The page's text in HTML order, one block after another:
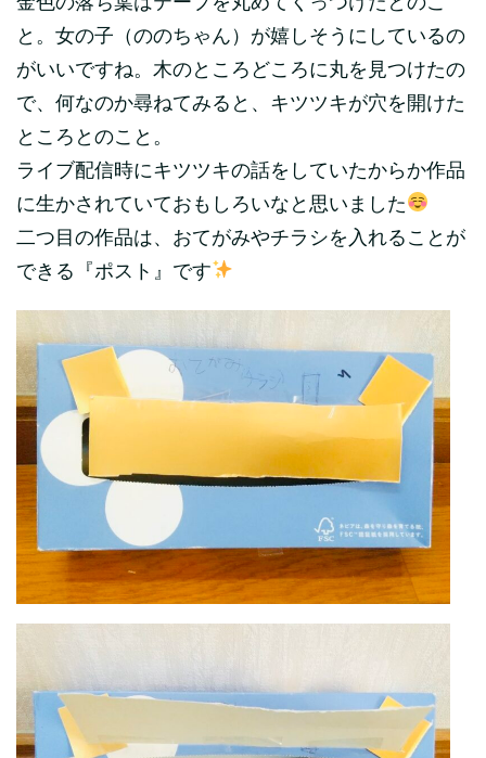
と。女の子（ののちゃん）が嬉しそうにしているの
がいいですね。木のところどころに丸を見つけたの
で、何なのか尋ねてみると、キツツキが穴を開けた
ところとのこと。
ライブ配信時にキツツキの話をしていたからか作品
に生かされていておもしろいなと思いました
二つ目の作品は、おてがみやチラシを入れることが
できる『ポスト』です